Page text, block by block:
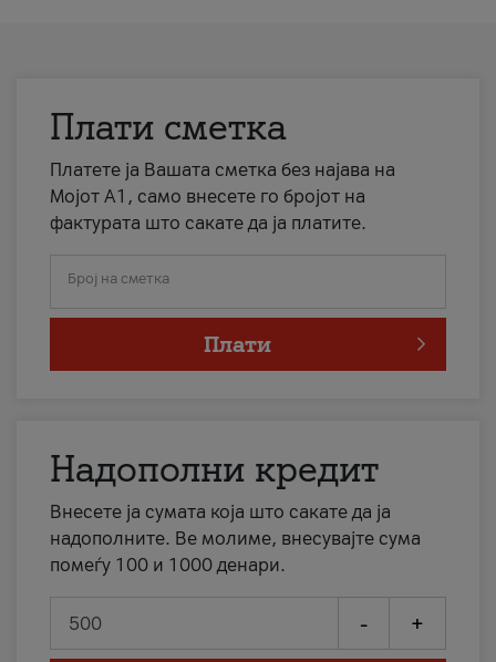
Плати сметка
Платете ја Вашата сметка без најава на
Мојот А1, само внесете го бројот на
фактурата што сакате да ја платите.
Број на сметка
Плати
Надополни кредит
Внесете ја сумата која што сакате да ја
надополните. Ве молиме, внесувајте сума
помеѓу 100 и 1000 денари.
- +